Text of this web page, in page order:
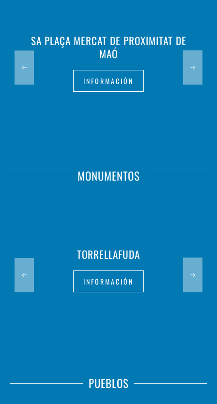
SA PLAÇA MERCAT DE PROXIMITAT DE
MAÓ
INFORMACIÓN
MONUMENTOS
TORRELLAFUDA
INFORMACIÓN
PUEBLOS